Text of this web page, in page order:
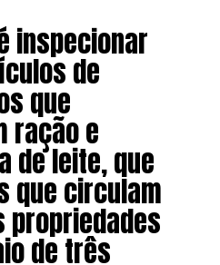
inspecionar
de
que
ração e
de leite, que
que circulam
propriedades
de três